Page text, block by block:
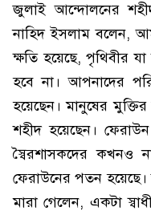
জুলাই আন্দোলনের
নাহিদ ইসলাম বলেন,
ক্ষতি হয়েছে, পৃথিবীর
হবে না। আপনাদের
হয়েছেন। মানুষের
শহীদ হয়েছেন।
স্বৈরশাসকদের
ফেরাউনের পতন
মারা গেলেন, একটা